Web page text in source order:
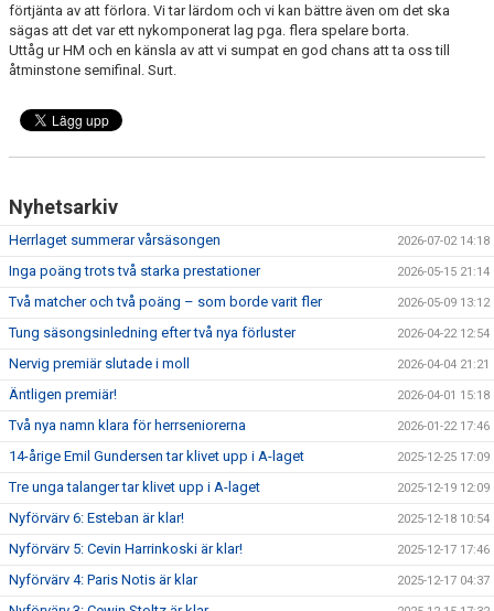
förtjänta av att förlora. Vi tar lärdom och vi kan bättre även om det ska
sägas att det var ett nykomponerat lag pga. flera spelare borta.
Uttåg ur HM och en känsla av att vi sumpat en god chans att ta oss till
åtminstone semifinal. Surt.
Nyhetsarkiv
Herrlaget summerar vårsäsongen 2026-07-02 14:18
Inga poäng trots två starka prestationer 2026-05-15 21:14
Två matcher och två poäng – som borde varit fler 2026-05-09 13:12
Tung säsongsinledning efter två nya förluster 2026-04-22 12:54
Nervig premiär slutade i moll 2026-04-04 21:21
Äntligen premiär! 2026-04-01 15:18
Två nya namn klara för herrseniorerna 2026-01-22 17:46
14-årige Emil Gundersen tar klivet upp i A-laget 2025-12-25 17:09
Tre unga talanger tar klivet upp i A-laget 2025-12-19 12:09
Nyförvärv 6: Esteban är klar! 2025-12-18 10:54
Nyförvärv 5: Cevin Harrinkoski är klar! 2025-12-17 17:46
Nyförvärv 4: Paris Notis är klar 2025-12-17 04:37